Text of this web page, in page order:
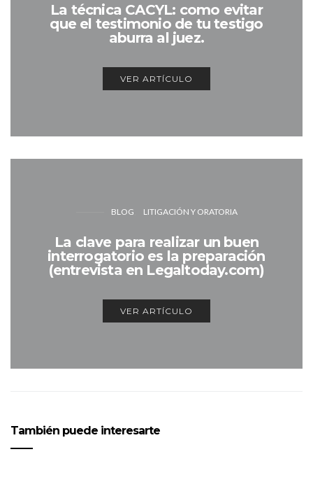
La técnica CACYL: como evitar
que el testimonio de tu testigo
aburra al juez.
VER ARTÍCULO
BLOG LITIGACIÓN Y ORATORIA
La clave para realizar un buen
interrogatorio es la preparación
(entrevista en Legaltoday.com)
VER ARTÍCULO
También puede interesarte